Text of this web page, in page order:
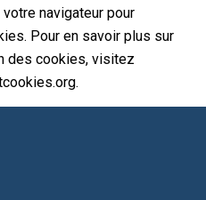
navigateur pour
Pour en savoir plus sur
des cookies, visitez